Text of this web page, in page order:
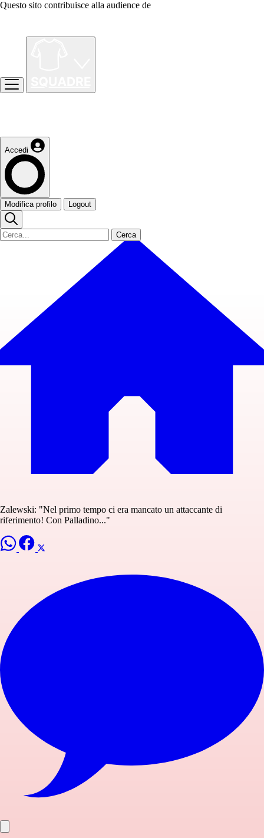
Questo sito contribuisce alla audience de
Accedi
Modifica profilo Logout
Cerca
Zalewski: "Nel primo tempo ci era mancato un attaccante di
riferimento! Con Palladino..."